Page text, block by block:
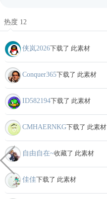
热度 12
侠岚2026下载了 此素材
Conquer365下载了 此素材
ID582194下载了 此素材
CMHAERNKG下载了 此素材
自由自在~收藏了 此素材
佳佳下载了 此素材